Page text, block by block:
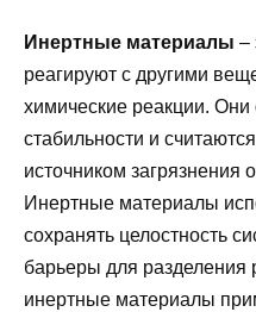
Инертные материалы –
реагируют с другими
химические реакции.
стабильности и
источником
Инертные материалы
сохранять целостность
барьеры для
инертные материалы